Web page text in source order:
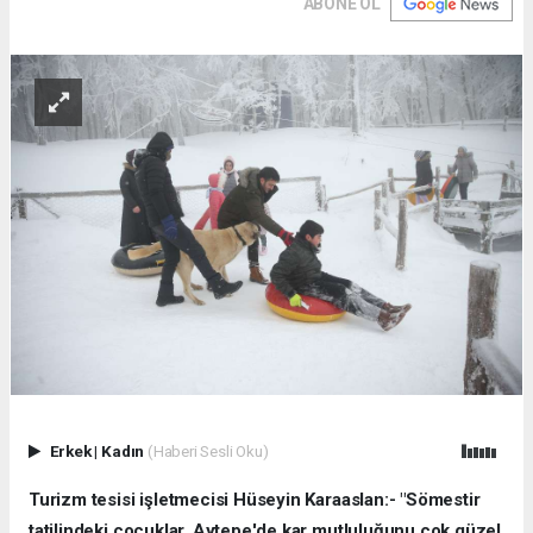
Erkek| Kadın (Haberi Sesli Oku)
Turizm tesisi işletmecisi Hüseyin Karaaslan:- "Sömestir